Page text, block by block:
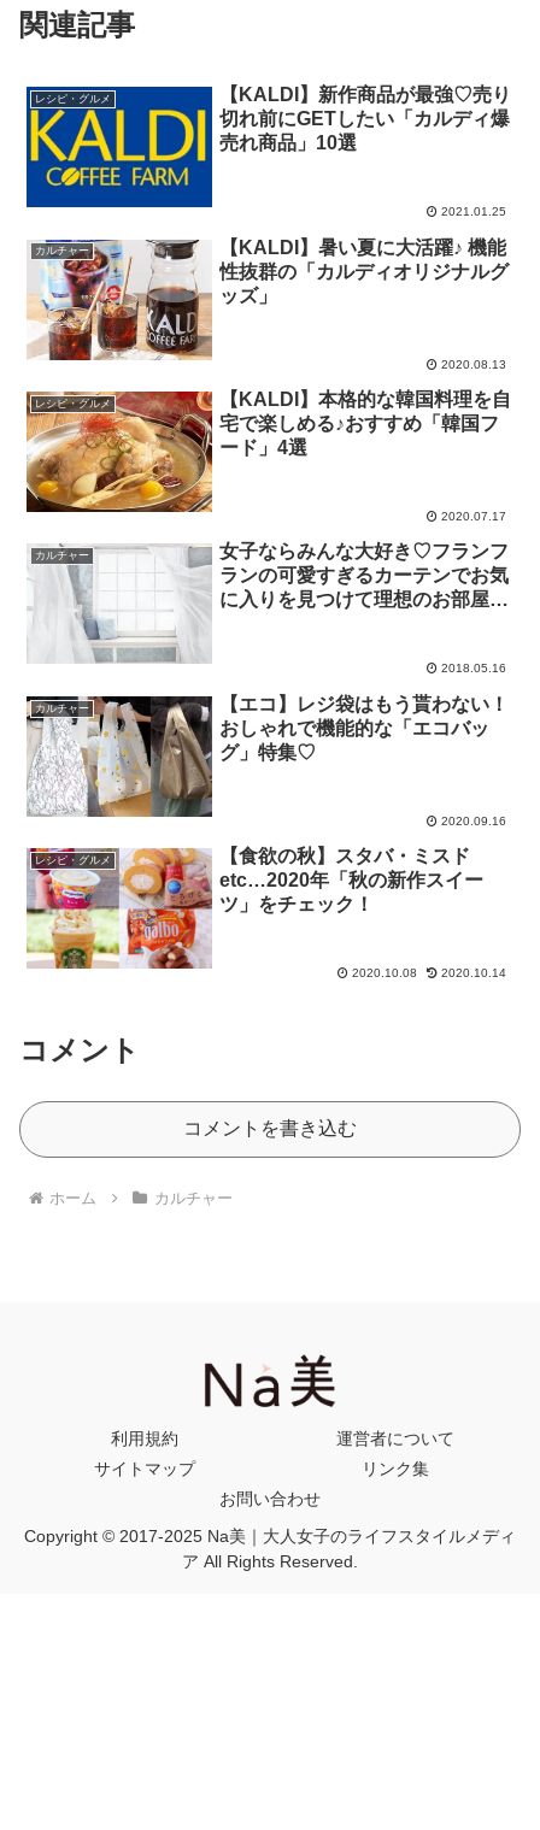
関連記事
レシピ・グルメ
【KALDI】新作商品が最強♡売り
切れ前にGETしたい「カルディ爆
売れ商品」10選
2021.01.25
カルチャー
【KALDI】暑い夏に大活躍♪ 機能
性抜群の「カルディオリジナルグ
ッズ」
2020.08.13
レシピ・グルメ
【KALDI】本格的な韓国料理を自
宅で楽しめる♪おすすめ「韓国フ
ード」4選
2020.07.17
カルチャー
女子ならみんな大好き♡フランフ
ランの可愛すぎるカーテンでお気
に入りを見つけて理想のお部屋に
2018.05.16
カルチャー
【エコ】レジ袋はもう貰わない！
おしゃれで機能的な「エコバッ
グ」特集♡
2020.09.16
レシピ・グルメ
【食欲の秋】スタバ・ミスド
etc…2020年「秋の新作スイー
ツ」をチェック！
2020.10.08 2020.10.14
コメント
コメントを書き込む
ホーム カルチャー
利用規約
運営者について
サイトマップ
リンク集
お問い合わせ
Copyright © 2017-2025 Na美｜大人女子のライフスタイルメディ
ア All Rights Reserved.